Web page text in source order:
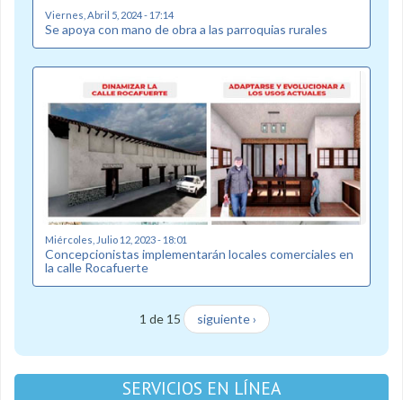
Viernes, Abril 5, 2024 - 17:14
Se apoya con mano de obra a las parroquias rurales
Miércoles, Julio 12, 2023 - 18:01
Concepcionistas implementarán locales comerciales en
la calle Rocafuerte
1 de 15 siguiente ›
SERVICIOS EN LÍNEA